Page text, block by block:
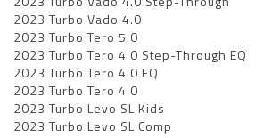
2023 Turbo Vado 4.0
2023 Turbo Tero 5.0
2023 Turbo Tero 4.0 Step-Through EQ
2023 Turbo Tero 4.0 EQ
2023 Turbo Tero 4.0
2023 Turbo Levo SL Kids
2023 Turbo Levo SL Comp